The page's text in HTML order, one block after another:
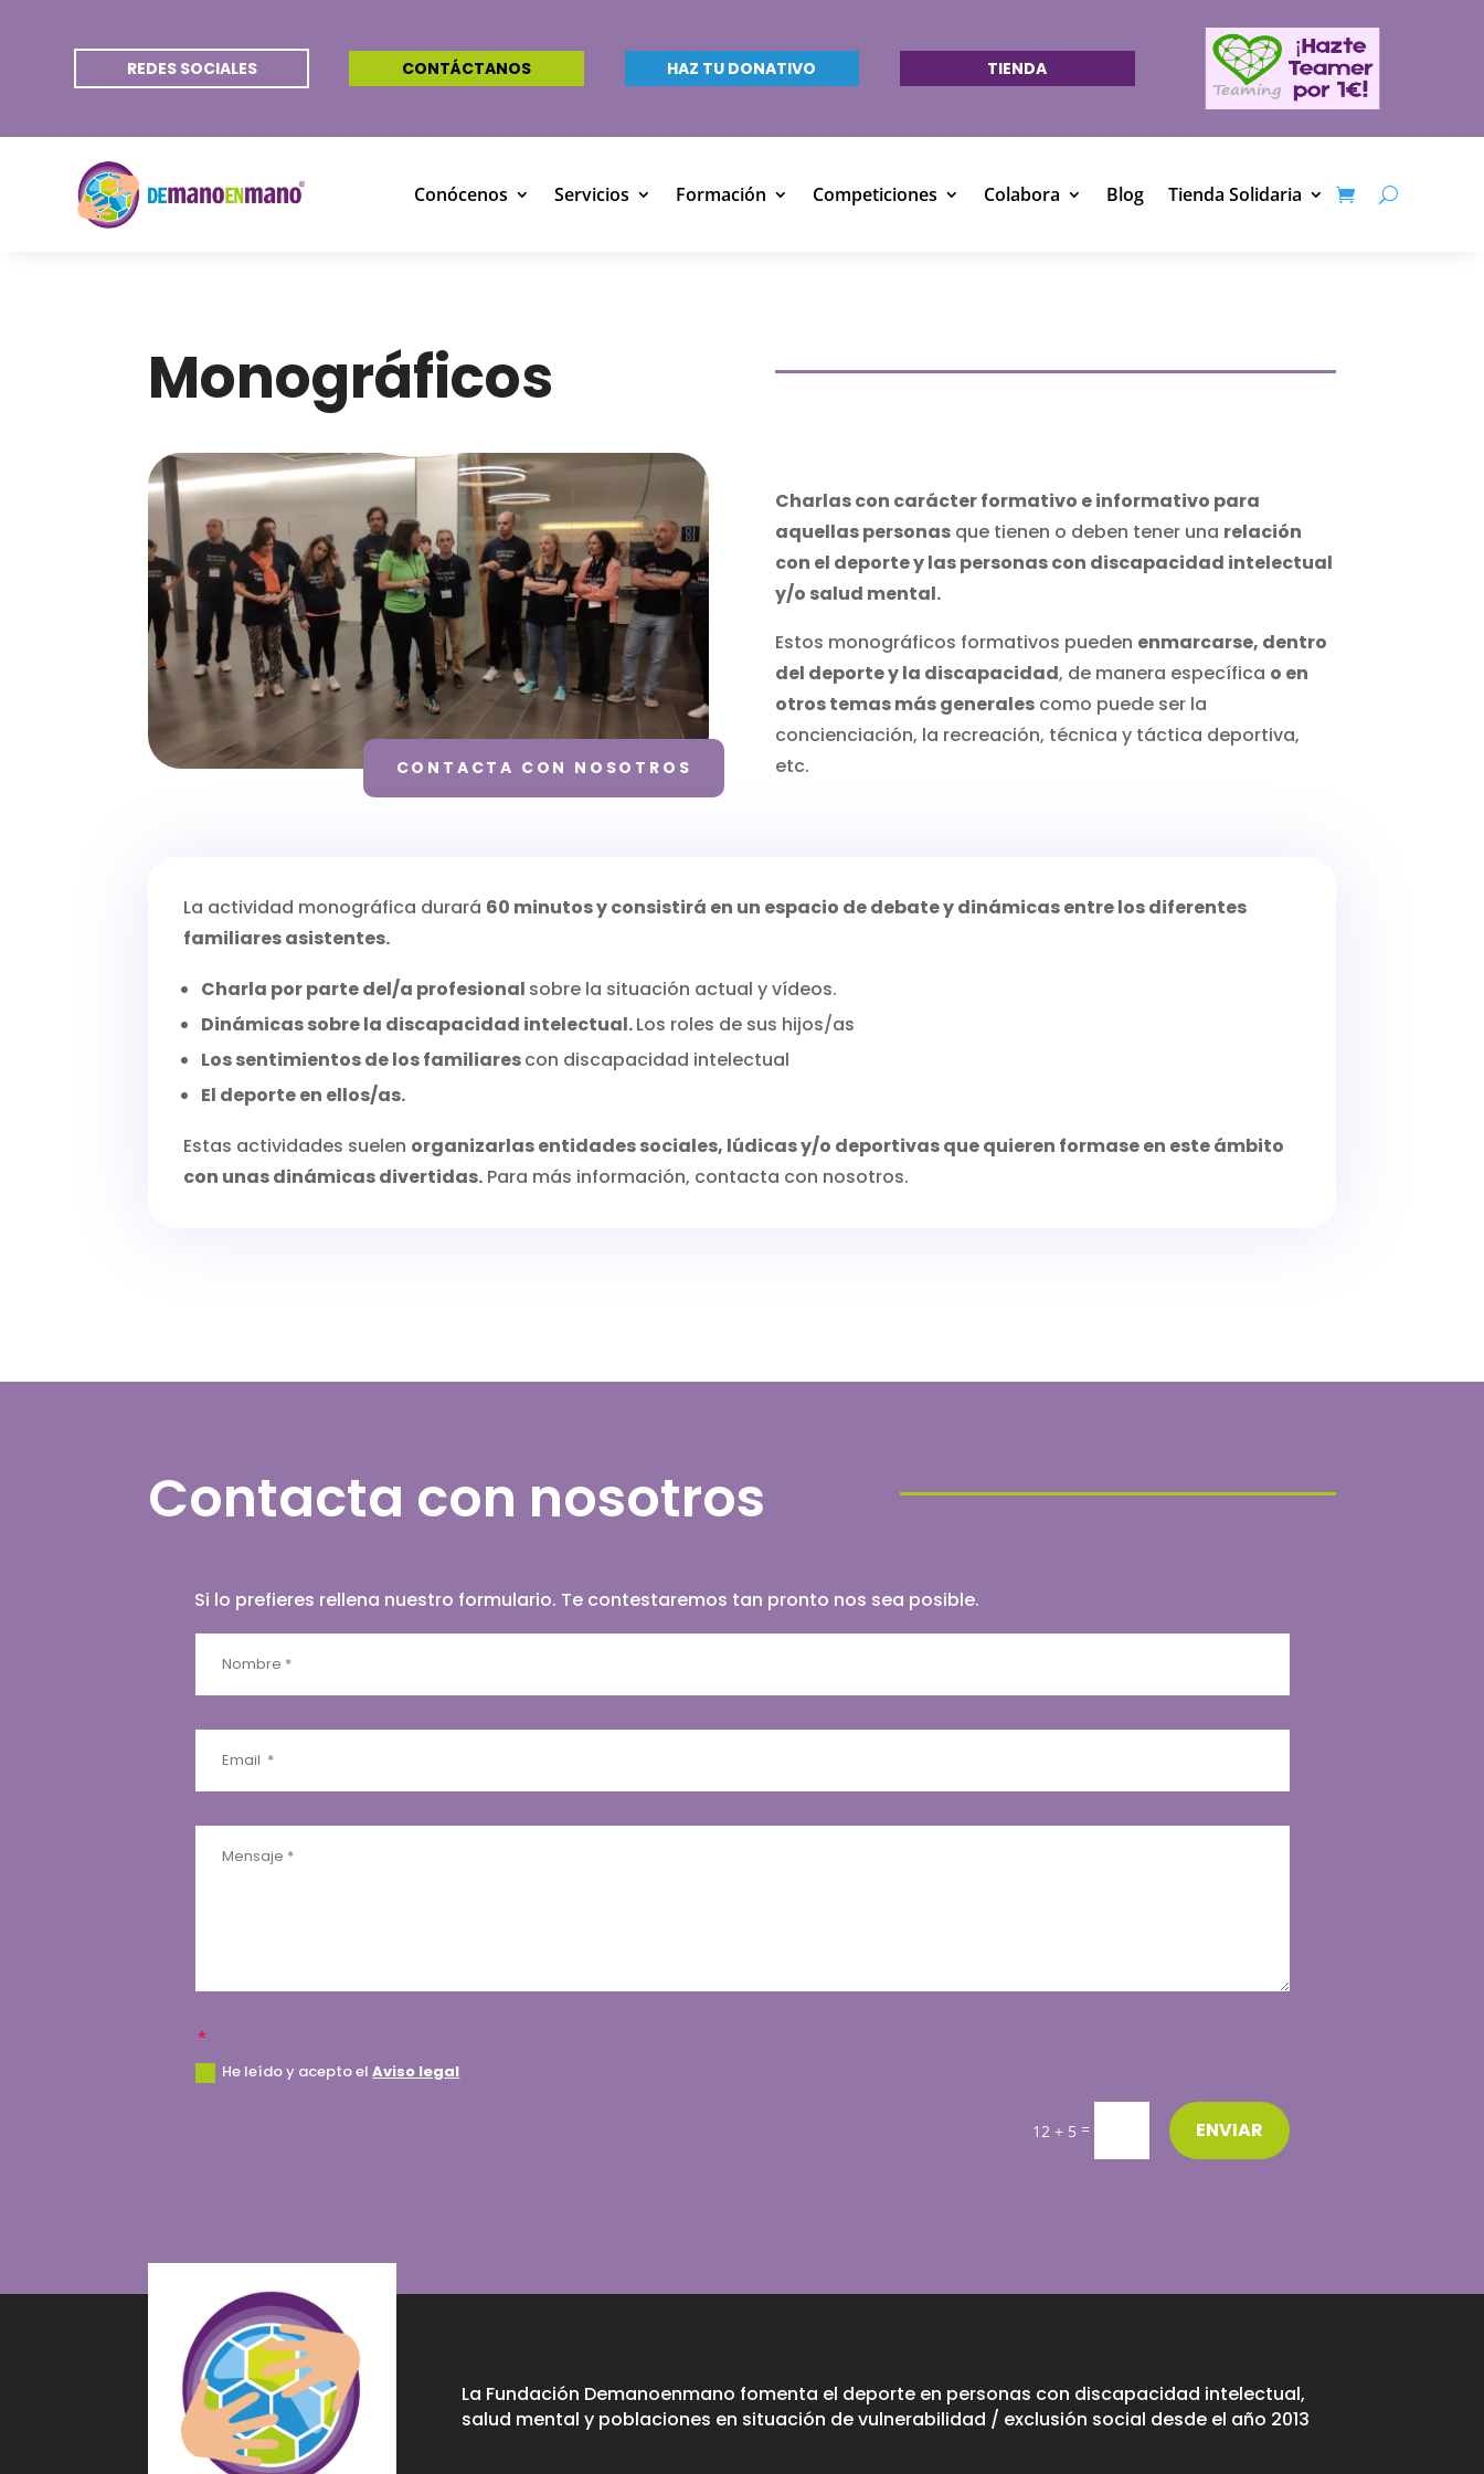
REDES SOCIALES CONTÁCTANOS HAZ TU DONATIVO TIENDA
Conócenos Servicios Formación Competiciones Colabora Blog Tienda Solidaria
Monográficos
CONTACTA CON NOSOTROS
Charlas con carácter formativo e informativo para
aquellas personasque tienen o deben tener una relación
con el deporte y las personas con discapacidad intelectual
y/o salud mental.
Estos monográficos formativos pueden enmarcarse, dentro
del deporte y la discapacidad, de manera específica o en
otros temas más generalescomo puede ser la
concienciación, la recreación, técnica y táctica deportiva,
etc.
La actividad monográfica durará 60 minutos y consistirá en un espacio de debate y dinámicas entre los diferentes
familiares asistentes.
Charla por parte del/a profesional sobre la situación actual y vídeos.
Dinámicas sobre la discapacidad intelectual.Los roles de sus hijos/as
Los sentimientos de los familiarescon discapacidad intelectual
El deporte en ellos/as.
Estas actividades suelen organizarlas entidades sociales, lúdicas y/o deportivas que quieren formase en este ámbito
con unas dinámicas divertidas. Para más información, contacta con nosotros.
Contacta con nosotros
Si lo prefieres rellena nuestro formulario. Te contestaremos tan pronto nos sea posible.
He leído y acepto elAviso legal
12 + 5 = ENVIAR
La Fundación Demanoenmano fomenta el deporte en personas con discapacidad intelectual,
salud mental y poblaciones en situación de vulnerabilidad / exclusión social desde el año 2013